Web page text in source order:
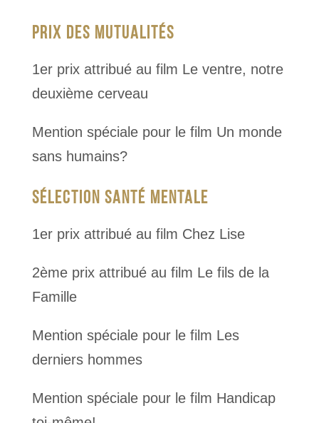
PRIX DES MUTUALITÉS
1er prix attribué au film Le ventre, notre
deuxième cerveau
Mention spéciale pour le film Un monde
sans humains?
SÉLECTION SANTÉ MENTALE
1er prix attribué au film Chez Lise
2ème prix attribué au film Le fils de la
Famille
Mention spéciale pour le film Les
derniers hommes
Mention spéciale pour le film Handicap